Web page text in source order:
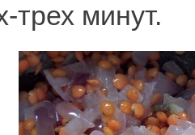
трех минут.